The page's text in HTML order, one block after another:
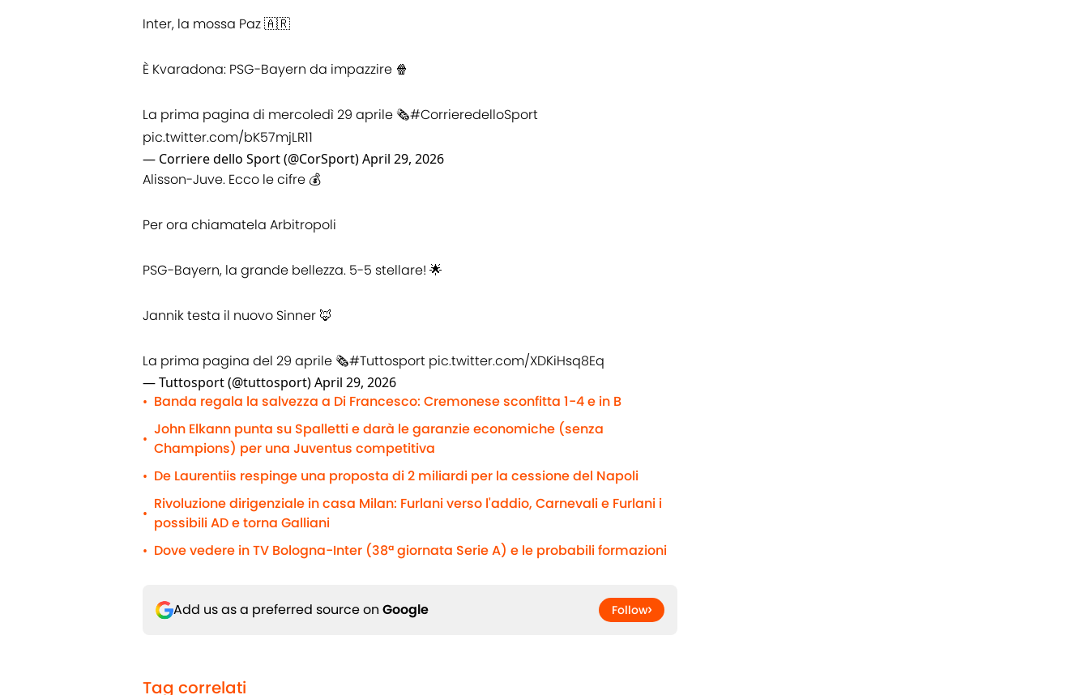
Inter, la mossa Paz 🇦🇷
È Kvaradona: PSG-Bayern da impazzire 🍿
La prima pagina di mercoledì 29 aprile 🗞️#CorrieredelloSport
pic.twitter.com/bK57mjLR11
— Corriere dello Sport (@CorSport)April 29, 2026
Alisson-Juve. Ecco le cifre 💰
Per ora chiamatela Arbitropoli
PSG-Bayern, la grande bellezza. 5-5 stellare! 🌟
Jannik testa il nuovo Sinner 🦊
La prima pagina del 29 aprile 🗞️#Tuttosport pic.twitter.com/XDKiHsq8Eq
— Tuttosport (@tuttosport)April 29, 2026
• Banda regala la salvezza a Di Francesco: Cremonese sconfitta 1-4 e in B
•
John Elkann punta su Spalletti e darà le garanzie economiche (senza
Champions) per una Juventus competitiva
• De Laurentiis respinge una proposta di 2 miliardi per la cessione del Napoli
•
Rivoluzione dirigenziale in casa Milan: Furlani verso l'addio, Carnevali e Furlani i
possibili AD e torna Galliani
• Dove vedere in TV Bologna-Inter (38ª giornata Serie A) e le probabili formazioni
Add us as a preferred source on Google Follow
Tag correlati